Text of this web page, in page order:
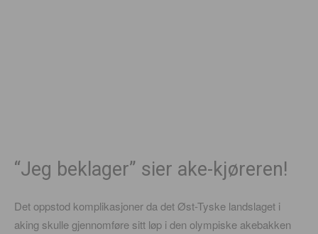
“Jeg beklager” sier ake-kjøreren!
Det oppstod komplikasjoner da det Øst-Tyske landslaget i
aking skulle gjennomføre sitt løp i den olympiske akebakken